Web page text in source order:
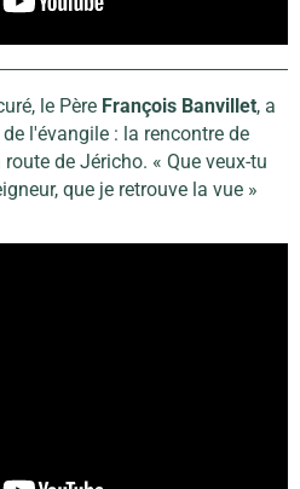
le Père François Banvillet, a
l'évangile : la rencontre de
de Jéricho. « Que veux-tu
que je retrouve la vue »